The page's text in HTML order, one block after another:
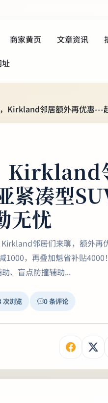
商家黄页 文章资讯
Kirkland邻居额外再优惠---
Kirkland
紧凑型
无忧
邻居们来聊，额外再
1000，再叠加魁省补贴4000
、盲点防撞辅助...
次浏览 0 条评论